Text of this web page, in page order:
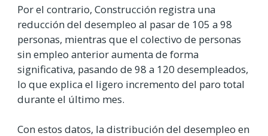
Por el contrario, Construcción registra una
reducción del desempleo al pasar de 105 a 98
personas, mientras que el colectivo de personas
sin empleo anterior aumenta de forma
significativa, pasando de 98 a 120 desempleados,
lo que explica el ligero incremento del paro total
durante el último mes.
Con estos datos, la distribución del desempleo en